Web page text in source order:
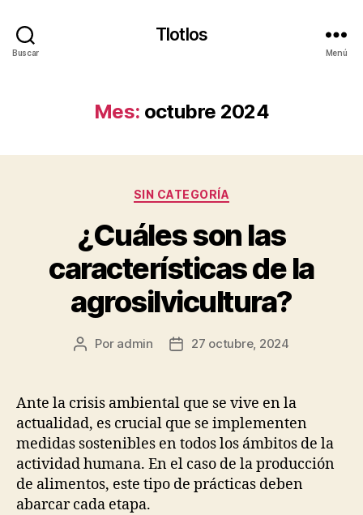
Buscar
Tlotlos
Menú
Mes: octubre 2024
Categorías
SIN CATEGORÍA
¿Cuáles son las
características de la
agrosilvicultura?
Autor
publicación
Por admin
Fecha
publicación
27 octubre, 2024
Ante la crisis ambiental que se vive en la
actualidad, es crucial que se implementen
medidas sostenibles en todos los ámbitos de la
actividad humana. En el caso de la producción
de alimentos, este tipo de prácticas deben
abarcar cada etapa.